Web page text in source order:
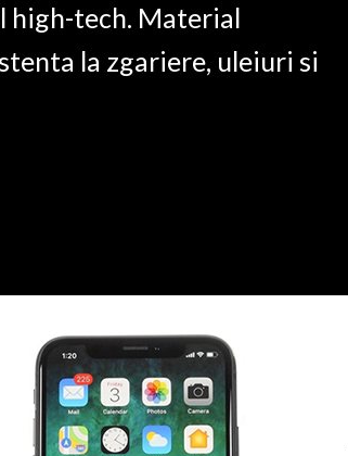
high-tech. Material
la zgariere, uleiuri si